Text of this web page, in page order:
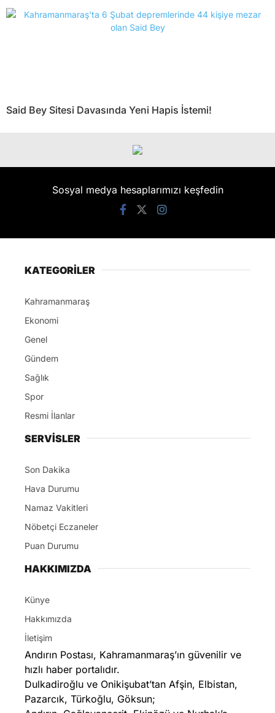
Said Bey Sitesi Davasında Yeni Hapis İstemi!
Sosyal medya hesaplarımızı keşfedin
KATEGORİLER
Kahramanmaraş
Ekonomi
Genel
Gündem
Sağlık
Spor
Resmi İlanlar
SERVİSLER
Son Dakika
Hava Durumu
Namaz Vakitleri
Nöbetçi Eczaneler
Puan Durumu
HAKKIMIZDA
Künye
Hakkımızda
İletişim
Andırın Postası, Kahramanmaraş’ın güvenilir ve
hızlı haber portalıdır.
Dulkadiroğlu ve Onikişubat’tan Afşin, Elbistan,
Pazarcık, Türkoğlu, Göksun;